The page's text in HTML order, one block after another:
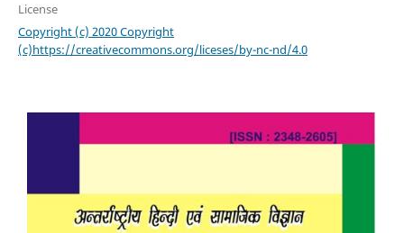
License
Copyright (c) 2020 Copyright
(c)https://creativecommons.org/liceses/by-nc-nd/4.0